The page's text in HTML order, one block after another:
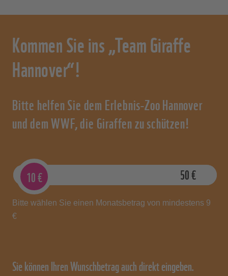
Kommen Sie ins „Team Giraffe
Hannover“!
Bitte helfen Sie dem Erlebnis-Zoo Hannover
und dem WWF, die Giraffen zu schützen!
10€
9€ 50€
Bitte wählen Sie einen Monatsbetrag von mindestens 9
€
Sie können Ihren Wunschbetrag auch direkt eingeben.